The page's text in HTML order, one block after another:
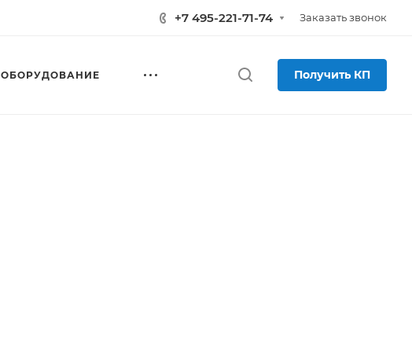
+7 495-221-71-74 Заказать звонок
ОБОРУДОВАНИЕ Получить КП